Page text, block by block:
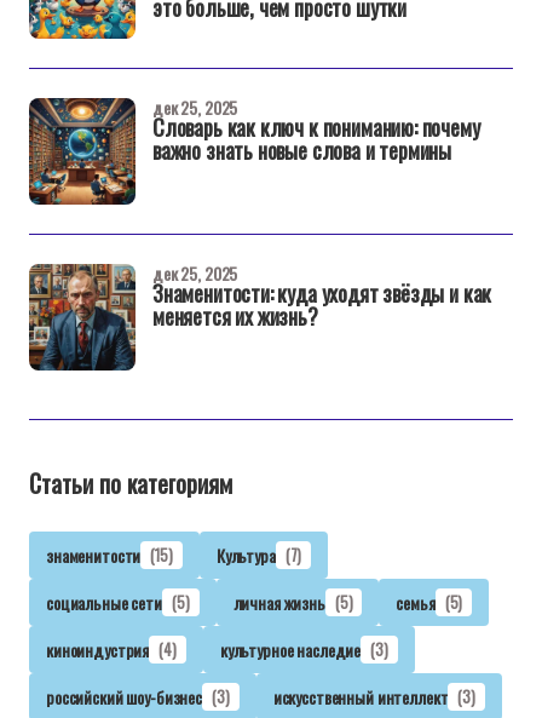
это больше, чем просто шутки
Словарь как ключ к пониманию: почему
важно знать новые слова и термины
дек 25, 2025
Знаменитости: куда уходят звёзды и как
меняется их жизнь?
дек 25, 2025
Статьи по категориям
знаменитости (15) Культура (7)
социальные сети (5) личная жизнь (5) семья (5)
киноиндустрия (4) культурное наследие (3)
российский шоу-бизнес (3) искусственный интеллект (3)